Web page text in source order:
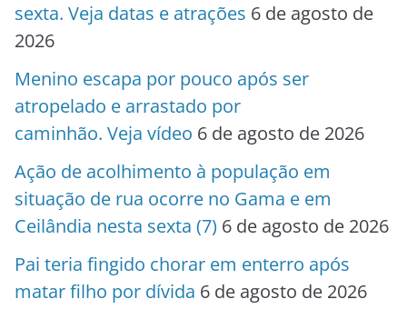
sexta. Veja datas e atrações 6 de agosto de
2026
Menino escapa por pouco após ser
atropelado e arrastado por
caminhão. Veja vídeo 6 de agosto de 2026
Ação de acolhimento à população em
situação de rua ocorre no Gama e em
Ceilândia nesta sexta (7) 6 de agosto de 2026
Pai teria fingido chorar em enterro após
matar filho por dívida 6 de agosto de 2026